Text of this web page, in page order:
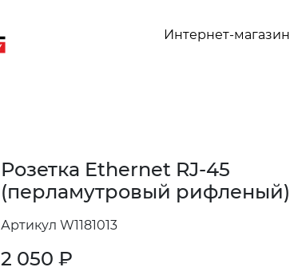
Интернет-магазин
Розетка Ethernet RJ-45
(перламутровый рифленый)
Артикул W1181013
2 050 ₽